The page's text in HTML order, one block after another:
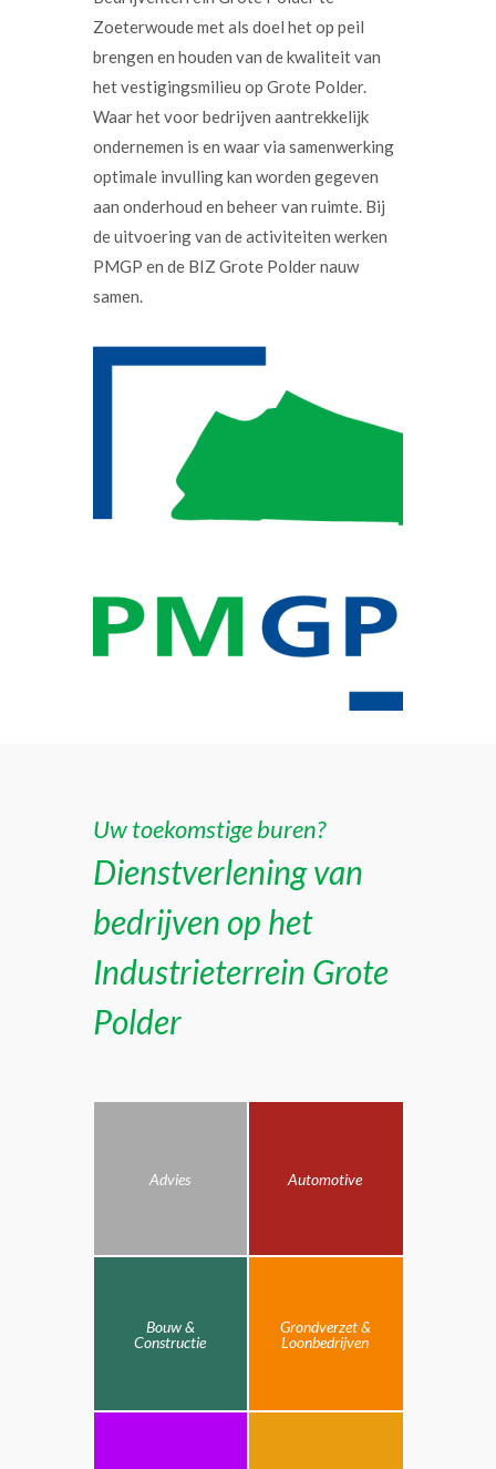
Zoeterwoude met als doel het op peil
brengen en houden van de kwaliteit van
het vestigingsmilieu op Grote Polder.
Waar het voor bedrijven aantrekkelijk
ondernemen is en waar via samenwerking
optimale invulling kan worden gegeven
aan onderhoud en beheer van ruimte. Bij
de uitvoering van de activiteiten werken
PMGP en de BIZ Grote Polder nauw
samen.
Uw toekomstige buren?
Dienstverlening van
bedrijven op het
Industrieterrein Grote
Polder
Advies Automotive
Bouw &
Constructie
Grondverzet &
Loonbedrijven